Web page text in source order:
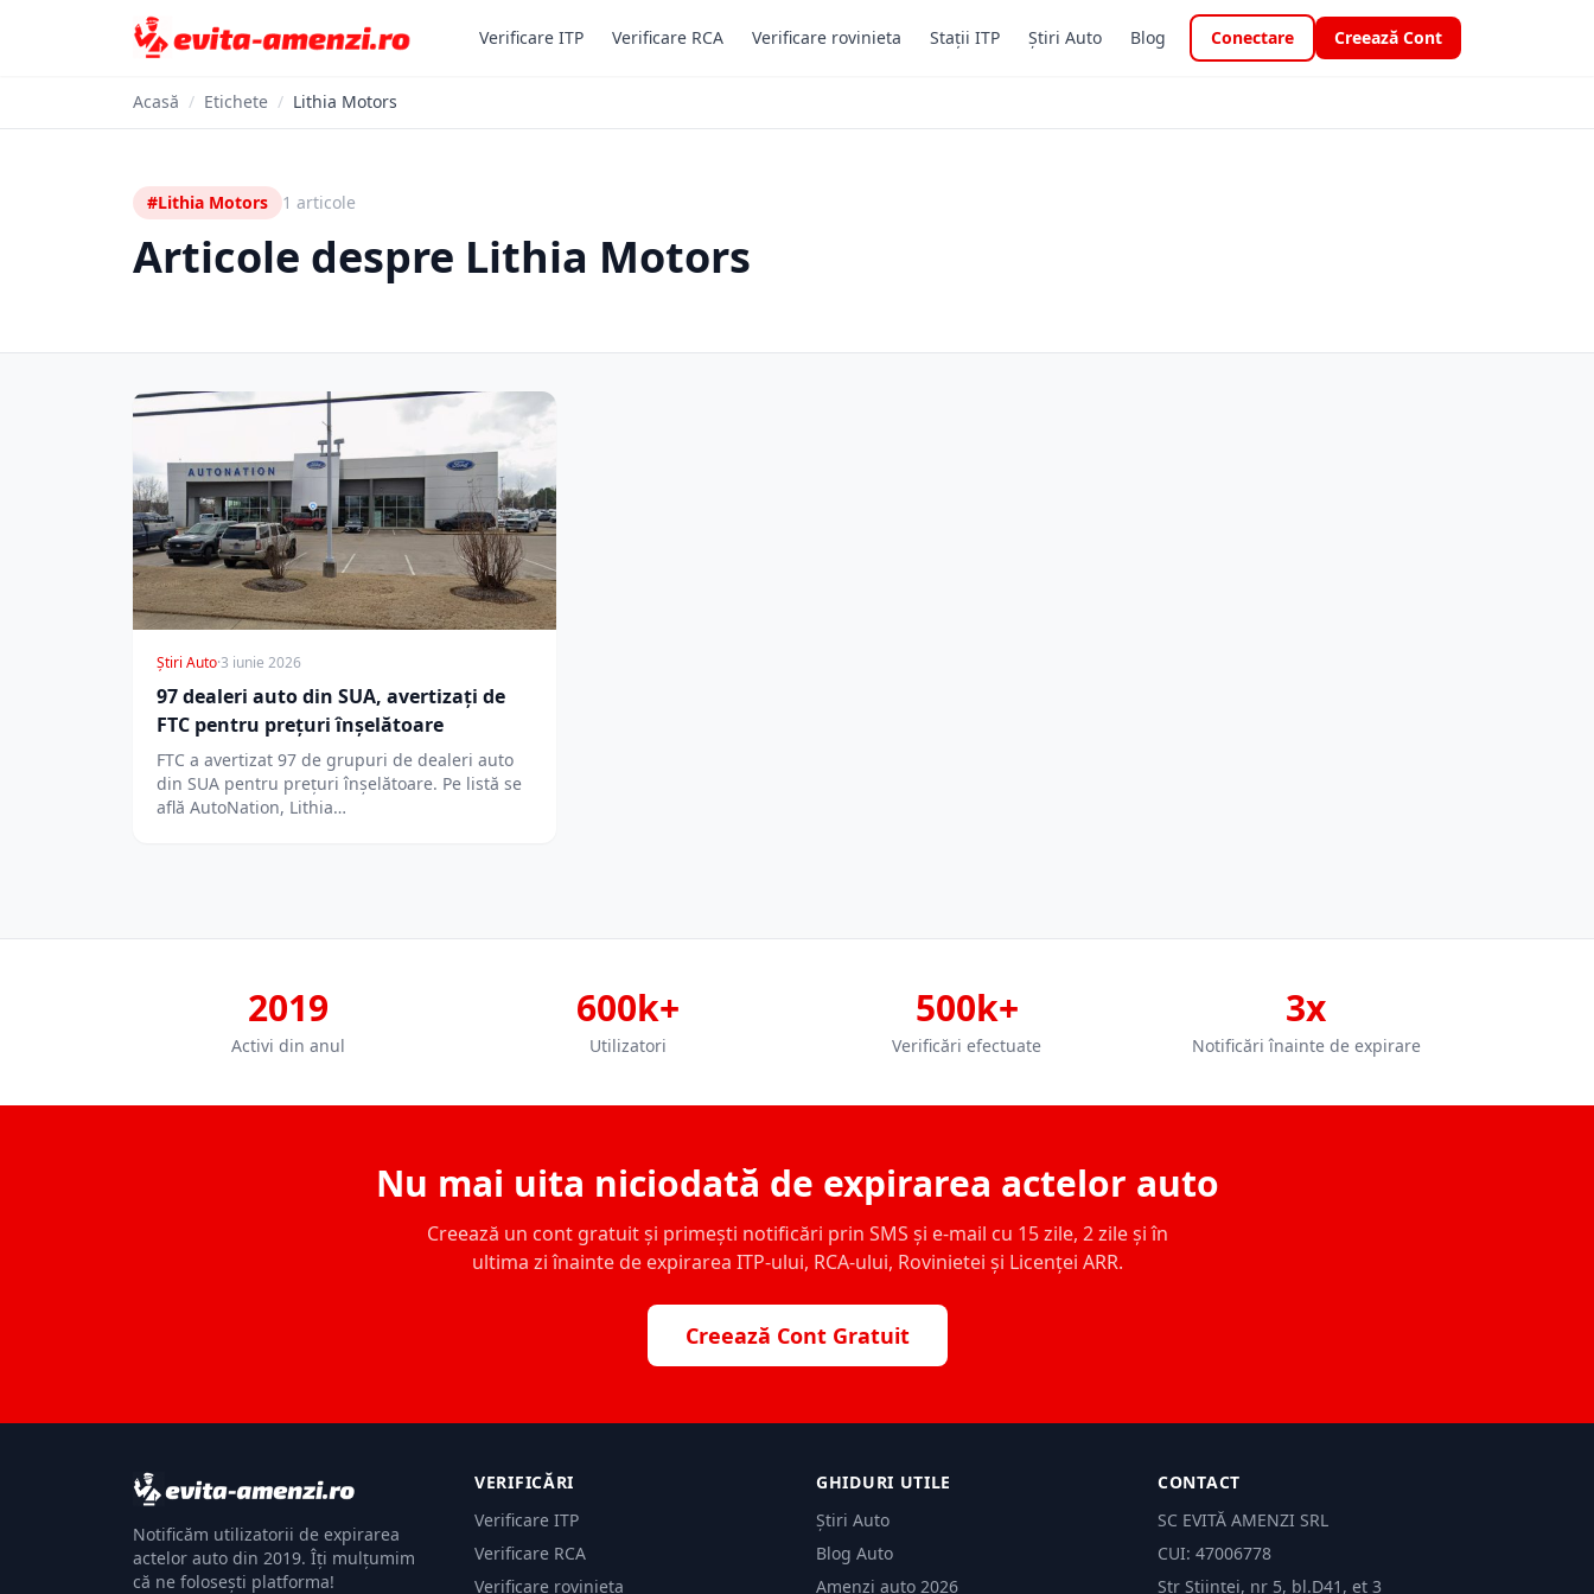
Verificare ITP Verificare RCA Verificare rovinieta Stații ITP Știri Auto Blog Conectare Creează Cont
Acasă / Etichete / Lithia Motors
#Lithia Motors 1 articole
Articole despre Lithia Motors
Știri Auto·3 iunie 2026
97 dealeri auto din SUA, avertizați de
FTC pentru prețuri înșelătoare
FTC a avertizat 97 de grupuri de dealeri auto
din SUA pentru prețuri înșelătoare. Pe listă se
află AutoNation, Lithia…
2019
Activi din anul
600k+
Utilizatori
500k+
Verificări efectuate
3x
Notificări înainte de expirare
Nu mai uita niciodată de expirarea actelor auto
Creează un cont gratuit și primești notificări prin SMS și e-mail cu 15 zile, 2 zile și în
ultima zi înainte de expirarea ITP-ului, RCA-ului, Rovinietei și Licenței ARR.
Creează Cont Gratuit
Notificăm utilizatorii de expirarea
actelor auto din 2019. Îți mulțumim
că ne folosești platforma!
VERIFICĂRI
Verificare ITP
Verificare RCA
Verificare rovinieta
GHIDURI UTILE
Știri Auto
Blog Auto
Amenzi auto 2026
CONTACT
SC EVITĂ AMENZI SRL
CUI: 47006778
Str Științei, nr 5, bl.D41, et 3